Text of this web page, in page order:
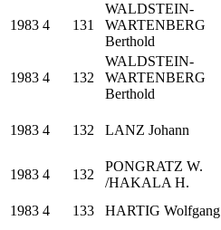
1983 4 131
WALDSTEIN-
WARTENBERG
Berthold
1983 4 132
WALDSTEIN-
WARTENBERG
Berthold
1983 4 132 LANZ Johann
1983 4 132
PONGRATZ W.
/HAKALA H.
1983 4 133 HARTIG Wolfgang